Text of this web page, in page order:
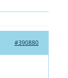
#390880